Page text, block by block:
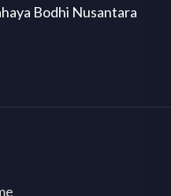
Bodhi Nusantara